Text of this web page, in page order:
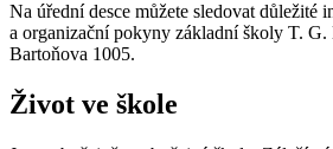
Na úřední desce můžete sledovat důležité
a organizační pokyny základní školy T. G.
Bartoňova 1005.
Život ve škole